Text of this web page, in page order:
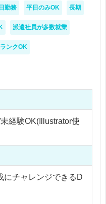
勤務 平日のみOK 長期
派遣社員が多数就業
ンクOK
経験OK(Illustrator使
にチャレンジできるD